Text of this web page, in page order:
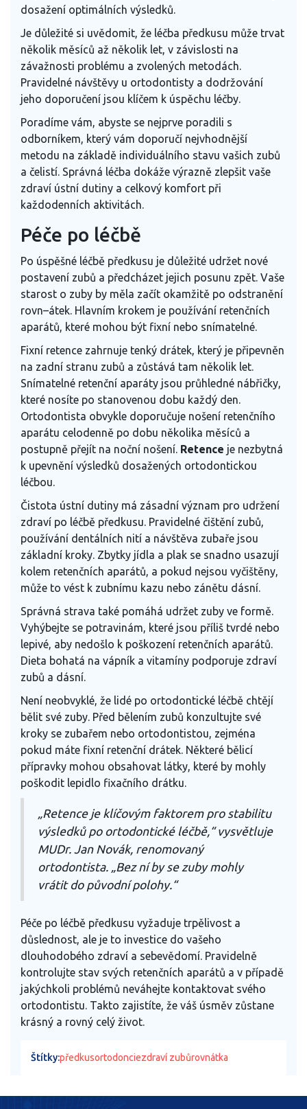
dosažení optimálních výsledků.
Je důležité si uvědomit, že léčba předkusu může trvat
několik měsíců až několik let, v závislosti na
závažnosti problému a zvolených metodách.
Pravidelné návštěvy u ortodontisty a dodržování
jeho doporučení jsou klíčem k úspěchu léčby.
Poradíme vám, abyste se nejprve poradili s
odborníkem, který vám doporučí nejvhodnější
metodu na základě individuálního stavu vašich zubů
a čelistí. Správná léčba dokáže výrazně zlepšit vaše
zdraví ústní dutiny a celkový komfort při
každodenních aktivitách.
Péče po léčbě
Po úspěšné léčbě předkusu je důležité udržet nové
postavení zubů a předcházet jejich posunu zpět. Vaše
starost o zuby by měla začít okamžitě po odstranění
rovn–átek. Hlavním krokem je používání retenčních
aparátů, které mohou být fixní nebo snímatelné.
Fixní retence zahrnuje tenký drátek, který je připevněn
na zadní stranu zubů a zůstává tam několik let.
Snímatelné retenční aparáty jsou průhledné nábřičky,
které nosíte po stanovenou dobu každý den.
Ortodontista obvykle doporučuje nošení retenčního
aparátu celodenně po dobu několika měsíců a
postupně přejít na noční nošení. Retence je nezbytná
k upevnění výsledků dosažených ortodontickou
léčbou.
Čistota ústní dutiny má zásadní význam pro udržení
zdraví po léčbě předkusu. Pravidelné čištění zubů,
používání dentálních nití a návštěva zubaře jsou
základní kroky. Zbytky jídla a plak se snadno usazují
kolem retenčních aparátů, a pokud nejsou vyčištěny,
může to vést k zubnímu kazu nebo zánětu dásní.
Správná strava také pomáhá udržet zuby ve formě.
Vyhýbejte se potravinám, které jsou příliš tvrdé nebo
lepivé, aby nedošlo k poškození retenčních aparátů.
Dieta bohatá na vápník a vitamíny podporuje zdraví
zubů a dásní.
Není neobvyklé, že lidé po ortodontické léčbě chtějí
bělit své zuby. Před bělením zubů konzultujte své
kroky se zubařem nebo ortodontistou, zejména
pokud máte fixní retenční drátek. Některé bělicí
přípravky mohou obsahovat látky, které by mohly
poškodit lepidlo fixačního drátku.
„Retence je klíčovým faktorem pro stabilitu
výsledků po ortodontické léčbě,“ vysvětluje
MUDr. Jan Novák, renomovaný
ortodontista. „Bez ní by se zuby mohly
vrátit do původní polohy.“
Péče po léčbě předkusu vyžaduje trpělivost a
důslednost, ale je to investice do vašeho
dlouhodobého zdraví a sebevědomí. Pravidelně
kontrolujte stav svých retenčních aparátů a v případě
jakýchkoli problémů neváhejte kontaktovat svého
ortodontistu. Takto zajistíte, že váš úsměv zůstane
krásný a rovný celý život.
Štítky:předkusortodonciezdraví zubůrovnátka